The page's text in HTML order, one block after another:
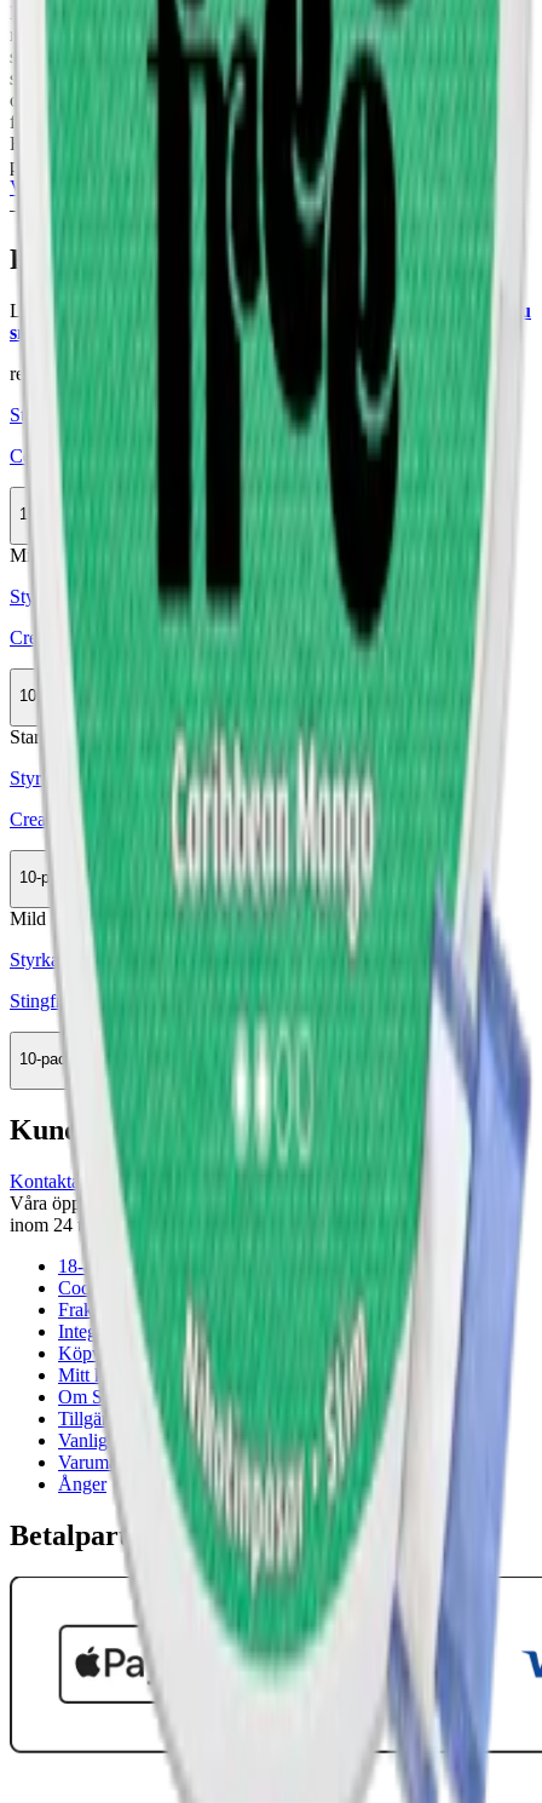
När du väljer Coco får du en helt tobaksfri nikotinupplevelse med
naturliga ingredienser som mer liknar det traditionella snuset än de
söta helvita prillorna. Cocos prillor är baserade på kokosnötsfibrer
som reagerar på fukten och värmen under läppen och släpper smak
och nikotin gradvis. Samtliga prillor från Coco har slimformat och
finns i smaker som Tropical Mango, Mighty Lemonade och Blue
Razz. Nikotinstyrkan varierar mellan varianterna, upp till 13,5 mg
per prilla. Coco utvecklas av SpectrumLeaf AB tillsammans med
Voon
) och står sida vid sida med systermärket
– en pionjär inom nytt snus.
Färskt vitt snus
Läs mer om hur du förvarar Coco Mighty Fresh 4:
"Så förvarar du
snuset rätt"
relaterade produkter
Styrka Normal · Slim
Coco Tropical Mango 3
10-pack
Mild
Styrka Mild · Slim
Cream Mango Man Fresh Mango 2
10-pack
Stark
Styrka Stark · Slim
Cream Mango Man Fresh Mango X-Strong
10-pack
299,50 kr
Köp
Mild
Styrka Mild · Slim
Stingfree Caribbean Mango
10-pack
439,90 kr
Köp
Kundservice
Kontakta oss
Våra öppettider är: Alla dagar 08:00 - 18:00 Vi svarar vanligtvis
inom 24 timmar på vardagar.
18-årsgräns
Cookiepolicy
Frakt- och leveransvillkor
Integritetspolicy
Köpvillkor
Mitt konto
Om Snuset.se
Tillgänglighetsredogörelse
Vanliga frågor
Varumärken
Ånger
Betalpartner